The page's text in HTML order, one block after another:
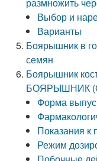
Выбор и
Варианты
Боярышник в
семян
Боярышник
БОЯРЫШНИК
Форма
Показания
Режим